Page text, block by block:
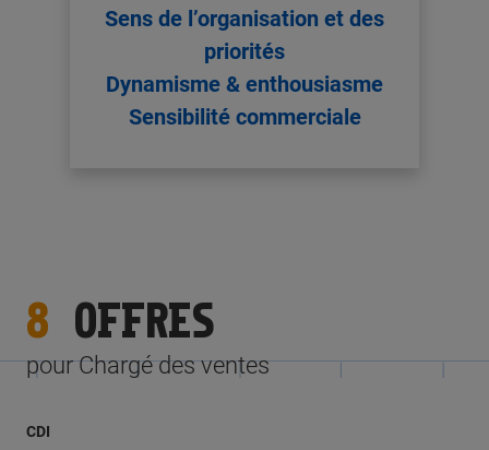
Sens de l’organisation et des
priorités
Dynamisme & enthousiasme
Sensibilité commerciale
8 OFFRES
pour Chargé des ventes
CDI